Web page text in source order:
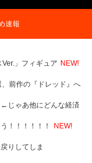
速報
」フィギュア NEW!
前作の『ドレッド』へ
←じゃあ他にどんな経済
！！！！！！
NEW!
りしてしま